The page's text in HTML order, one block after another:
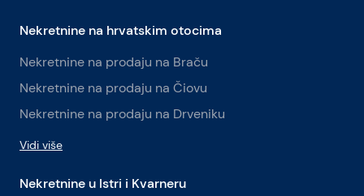
Nekretnine na hrvatskim otocima
Nekretnine na prodaju na Braču
Nekretnine na prodaju na Čiovu
Nekretnine na prodaju na Drveniku
Vidi više
Nekretnine u Istri i Kvarneru